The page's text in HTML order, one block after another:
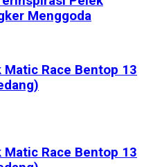
Menggoda
Race Bentop 13
Race Bentop 13